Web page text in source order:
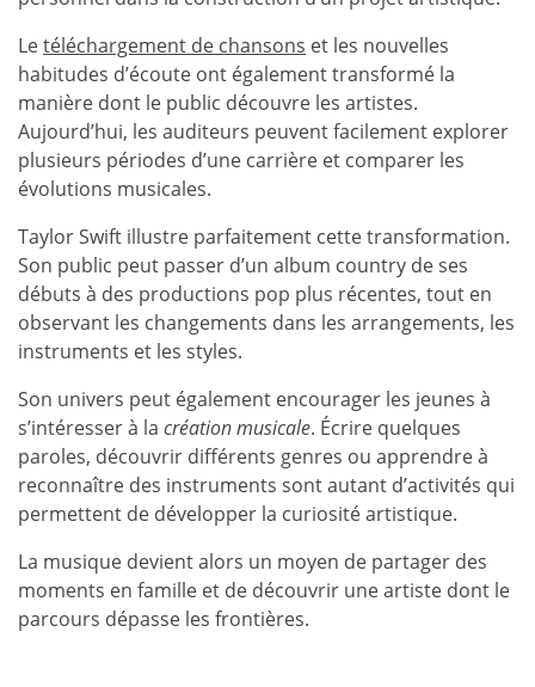
Letéléchargement de chansons et les nouvelles
habitudes d’écoute ont également transformé la
manière dont le public découvre les artistes.
Aujourd’hui, les auditeurs peuvent facilement explorer
plusieurs périodes d’une carrière et comparer les
évolutions musicales.
Taylor Swift illustre parfaitement cette transformation.
Son public peut passer d’un album country de ses
débuts à des productions pop plus récentes, tout en
observant les changements dans les arrangements, les
instruments et les styles.
Son univers peut également encourager les jeunes à
s’intéresser à la création musicale. Écrire quelques
paroles, découvrir différents genres ou apprendre à
reconnaître des instruments sont autant d’activités qui
permettent de développer la curiosité artistique.
La musique devient alors un moyen de partager des
moments en famille et de découvrir une artiste dont le
parcours dépasse les frontières.